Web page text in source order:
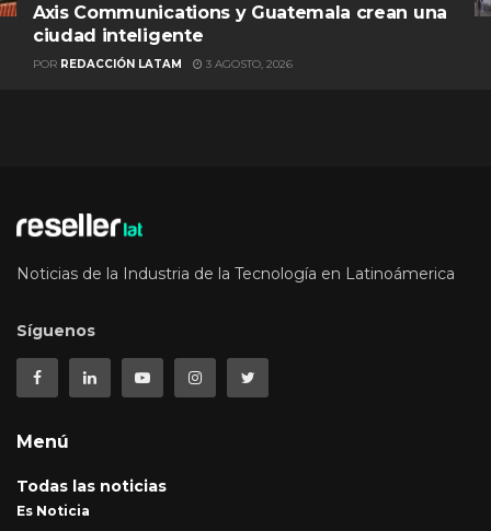
Axis Communications y Guatemala crean una
ciudad inteligente
POR REDACCIÓN LATAM 3 AGOSTO, 2026
Noticias de la Industria de la Tecnología en Latinoámerica
Síguenos
Menú
Todas las noticias
Es Noticia